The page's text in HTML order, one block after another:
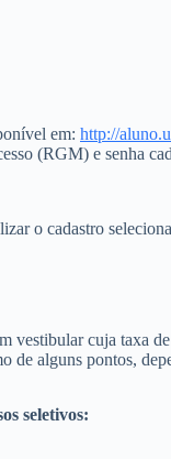
em: http://
(RGM) e senha
o cadastro
vestibular cuja taxa
de alguns pontos,
seletivos: